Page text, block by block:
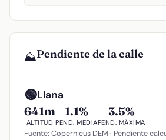
⛰️Pendiente de la calle
🟢Llana
641m
ALTITUD
1.1%
PEND. MEDIA
3.5%
PEND. MÁXIMA
Fuente: Copernicus DEM · Pendiente